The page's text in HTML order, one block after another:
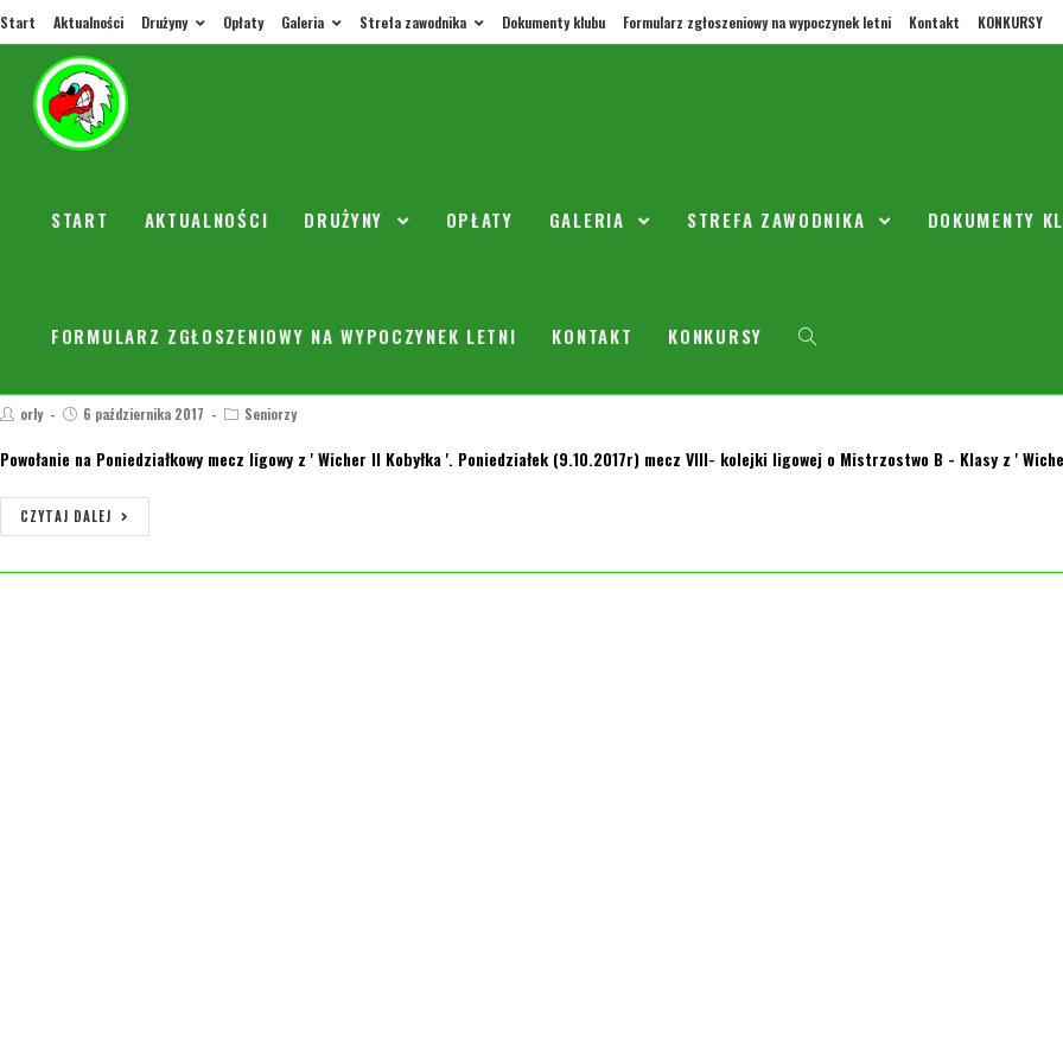
Start Aktualności Drużyny Opłaty Galeria Strefa zawodnika Dokumenty klubu Formularz zgłoszeniowy na wypoczynek letni Kontakt KONKURSY
START AKTUALNOŚCI DRUŻYNY OPŁATY GALERIA STREFA ZAWODNIKA DOKUMENTY
FORMULARZ ZGŁOSZENIOWY NA WYPOCZYNEK LETNI KONTAKT KONKURSY
Zawodnicy powołani na Sobotni (14.10.2017r) mecz sparingowy/towarzyski z drużyną
orly 12 października 2017
orly 6 października 2017 Seniorzy
Powołanie na Poniedziałkowy mecz ligowy z ' Wicher II Kobyłka '. Poniedziałek (9.10.2017r) mecz VIII- kolejki ligowej o Mistrzostwo B - Klasy z '
CZYTAJ DALEJ